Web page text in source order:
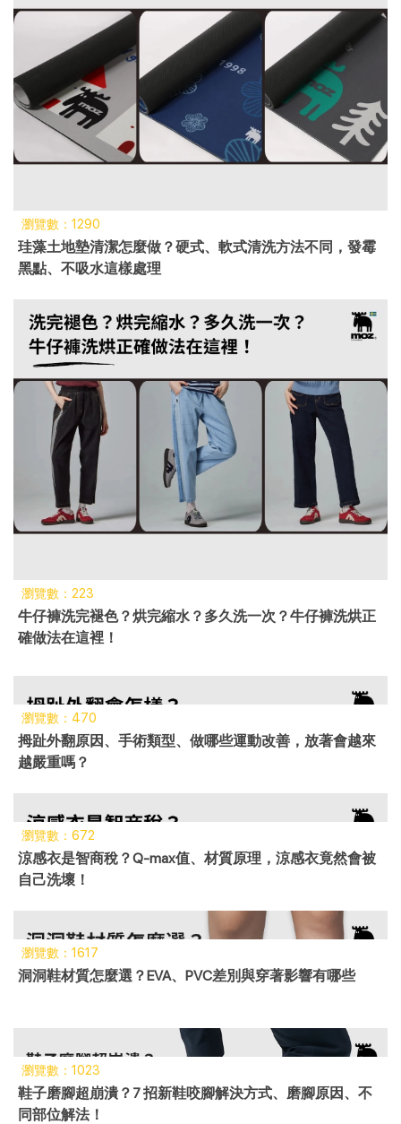
瀏覽數：1290
珪藻土地墊清潔怎麼做？硬式、軟式清洗方法不同，發霉
黑點、不吸水這樣處理
瀏覽數：223
牛仔褲洗完褪色？烘完縮水？多久洗一次？牛仔褲洗烘正
確做法在這裡！
瀏覽數：470
拇趾外翻原因、手術類型、做哪些運動改善，放著會越來
越嚴重嗎？
瀏覽數：672
涼感衣是智商稅？Q-max值、材質原理，涼感衣竟然會被
自己洗壞！
瀏覽數：1617
洞洞鞋材質怎麼選？EVA、PVC差別與穿著影響有哪些
瀏覽數：1023
鞋子磨腳超崩潰？7 招新鞋咬腳解決方式、磨腳原因、不
同部位解法！